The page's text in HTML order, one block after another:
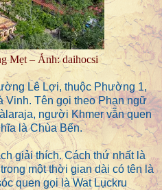
Mẹt – Ảnh: daihocsi
Lê Lợi, thuộc Phường 1,
Vinh. Tên gọi theo Phạn ngữ
người Khmer vẫn quen
là Chùa Bến.
giải thích. Cách thứ nhất là
một thời gian dài có tên là
quen gọi là Wat Lụckru